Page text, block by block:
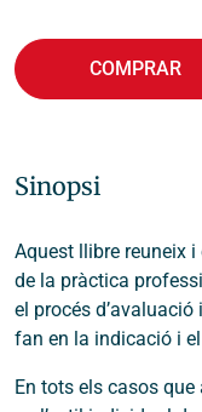
COMPRAR
Sinopsi
Aquest llibre reuneix
de la pràctica
el procés
fan en la indicació i
En tots els casos